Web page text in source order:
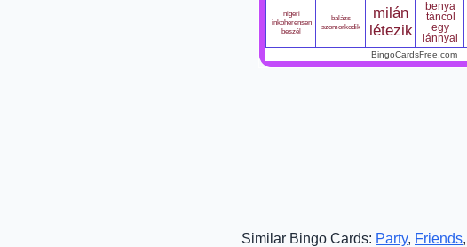
nigeri
inkoherensen
beszél
balázs
szomorkodik
milán
létezik
benya
táncol
egy
lánnyal
BingoCardsFree.com
Similar Bingo Cards: Party, Friends,